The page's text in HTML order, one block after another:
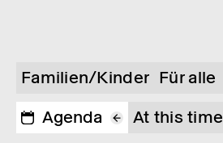
Familien/Kinder Für alle
Agenda
At this time